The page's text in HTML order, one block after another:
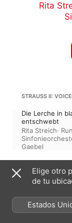
Rita
Die Lerche in
entschwebt
Rita Streich·
Gaebel
CAMILLE SAINT-
Parysatis, R. 312
Gaebel)
Rita Streich ·
Elige otro
de tu
Estados
México)